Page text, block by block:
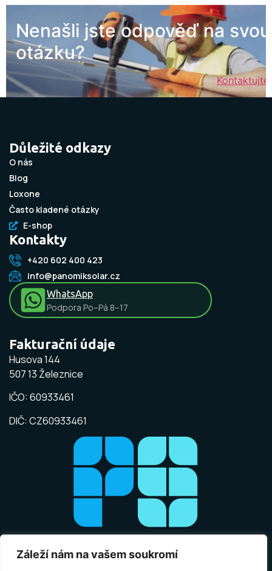
Záleží nám na vašem soukromí
Nenašli jste odpověď na svou
otázku?
Kontaktujte
Důležité odkazy
O nás
Blog
Loxone
Často kladené otázky
E-shop
Kontakty
+420 602 400 423
info@panomiksolar.cz
WhatsApp
Podpora Po–Pá 8–17
Fakturační údaje
Husova 144
507 13 Železnice
IČO: 60933461
DIČ: CZ60933461